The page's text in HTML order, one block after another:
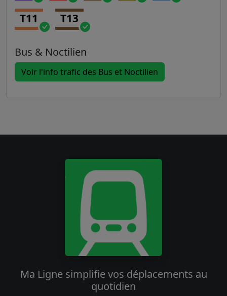
T11 T13
Bus & Noctilien
Voir l'info trafic des Bus et Noctilien
Ma Ligne simplifie vos déplacements au
quotidien